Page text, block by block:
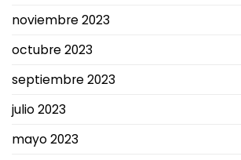
noviembre 2023
octubre 2023
septiembre 2023
julio 2023
mayo 2023